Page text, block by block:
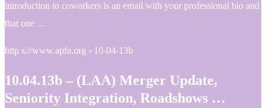
introduction to coworkers is an email with your professional bio and
that one …
http s://www.apfa.org › 10-04-13b
10.04.13b – (LAA) Merger Update,
Seniority Integration, Roadshows …